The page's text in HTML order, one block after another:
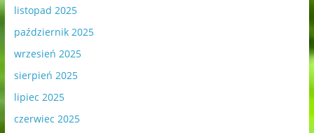
listopad 2025
październik 2025
wrzesień 2025
sierpień 2025
lipiec 2025
czerwiec 2025